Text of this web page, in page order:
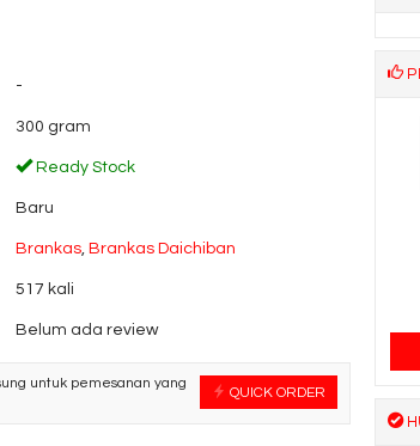
-
300 gram
Ready Stock
Baru
Brankas ,Brankas Daichiban
517 kali
Belum ada review
QUICK ORDER
untuk pemesanan yang